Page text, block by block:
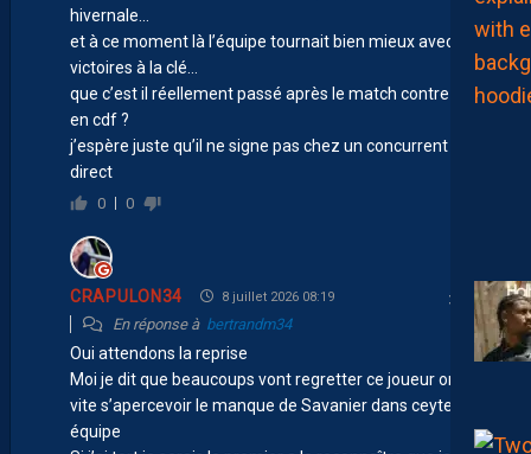
hivernale…
et à ce moment là l’équipe tournait bien mieux avec des
victoires à la clé…
que c’est il réellement passé après le match contre Nice
en cdf ?
j’espère juste qu’il ne signe pas chez un concurrent
direct
0 0
CRAPULON34 8 juillet 2026 08:19
En réponse à bertrandm34
Oui attendons la reprise
Moi je dit que beaucoups vont regretter ce joueur on va
vite s’apercevoir le manque de Savanier dans ceyte
équipe